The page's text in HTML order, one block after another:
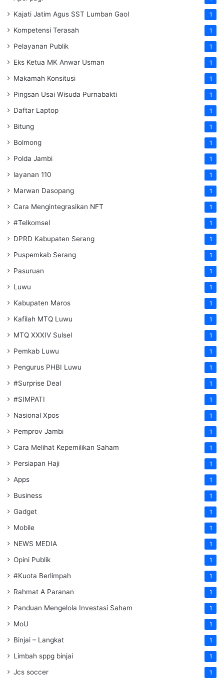
Kajati Jatim Agus SST Lumban Gaol 1
Kompetensi Terasah 1
Pelayanan Publik 1
Eks Ketua MK Anwar Usman 1
Makamah Konsitusi 1
Pingsan Usai Wisuda Purnabakti 1
Daftar Laptop 1
Bitung 1
Bolmong 1
Polda Jambi 1
layanan 110 1
Marwan Dasopang 1
Cara Mengintegrasikan NFT 1
#Telkomsel 1
DPRD Kabupaten Serang 1
Puspemkab Serang 1
Pasuruan 1
Luwu 1
Kabupaten Maros 1
Kafilah MTQ Luwu 1
MTQ XXXIV Sulsel 1
Pemkab Luwu 1
Pengurus PHBI Luwu 1
#Surprise Deal 1
#SIMPATI 1
Nasional Xpos 1
Pemprov Jambi 1
Cara Melihat Kepemilikan Saham 1
Persiapan Haji 1
Apps 1
Business 1
Gadget 1
Mobile 1
NEWS MEDIA 1
Opini Publik 1
#Kuota Berlimpah 1
Rahmat A Paranan 1
Panduan Mengelola Investasi Saham 1
MoU 1
Binjai – Langkat 1
Limbah sppg binjai 1
Jcs soccer 1